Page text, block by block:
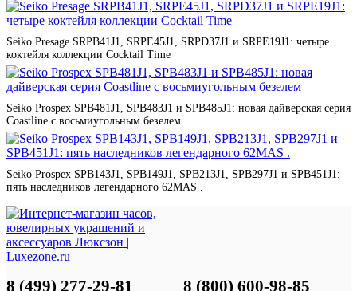
Seiko Presage SRPB41J1, SRPE45J1, SRPD37J1 и SRPE19J1: четыре
коктейля коллекции Cocktail Time
Seiko Prospex SPB481J1, SPB483J1 и SPB485J1: новая дайверская серия
Coastline с восьмиугольным безелем
Seiko Prospex SPB143J1, SPB149J1, SPB213J1, SPB297J1 и SPB451J1:
пять наследников легендарного 62MAS .
8 (499) 277-29-81 8 (800) 600-98-85